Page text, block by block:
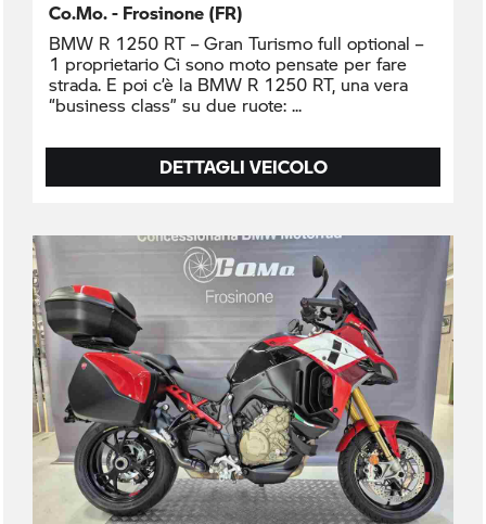
Co.Mo. - Frosinone (FR)
BMW R 1250 RT – Gran Turismo full optional –
1 proprietario Ci sono moto pensate per fare
strada. E poi c’è la BMW R 1250 RT, una vera
“business class” su due ruote:
DETTAGLI VEICOLO